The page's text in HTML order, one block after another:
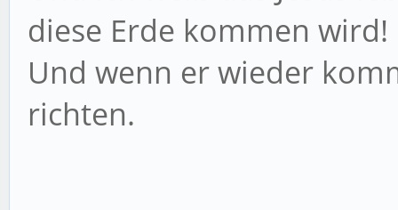
diese Erde kommen wird!
Und wenn er wieder
richten.